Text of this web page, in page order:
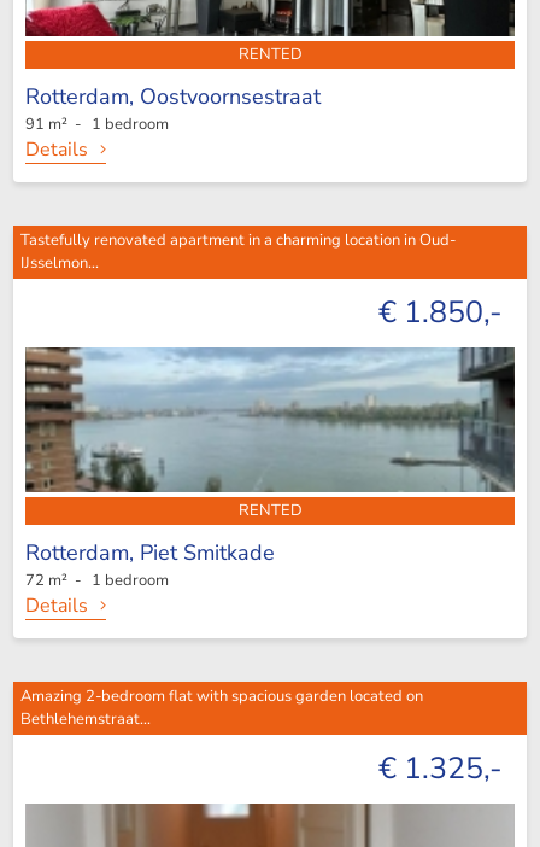
RENTED
Rotterdam, Oostvoornsestraat
91 m² - 1 bedroom
Details
Tastefully renovated apartment in a charming location in Oud-
IJsselmon...
€ 1.850,-
RENTED
Rotterdam, Piet Smitkade
72 m² - 1 bedroom
Details
Amazing 2-bedroom flat with spacious garden located on
Bethlehemstraat...
€ 1.325,-